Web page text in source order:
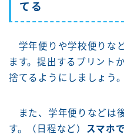
てる
学年便りや学校便りな
ます。提出するプリント
捨てるようにしましょう。
また、学年便りなどは
す。（日程など）
スマホ